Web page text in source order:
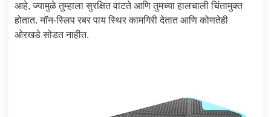
आहे, ज्यामुळे तुम्हाला सुरक्षित वाटते आणि तुमच्या हालचाली चिंतामुक्त
होतात. नॉन-स्लिप रबर पाय स्थिर कामगिरी देतात आणि कोणतेही
ओरखडे सोडत नाहीत.